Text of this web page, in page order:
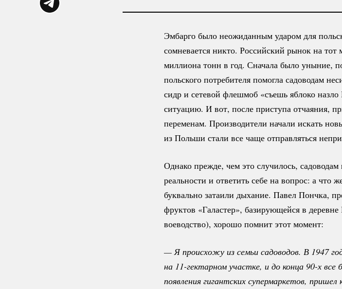
Эмбарго было неожиданным ударом для
сомневается никто. Российский рынок на тот
миллиона тонн в год. Сначала было уныние,
польского потребителя помогла садоводам
сидр и сетевой флешмоб «съешь яблоко
ситуацию. И вот, после приступа отчаяния,
переменам. Производители начали искать
из Польши стали все чаще отправляться
Однако прежде, чем это случилось,
реальности и ответить себе на вопрос: а что
буквально затаили дыхание. Павел Пончка,
фруктов «Галастер», базирующейся в
воеводство), хорошо помнит этот момент:
— Я происхожу из семьи садоводов. В 1947
на 11-гектарном участке, и до конца 90-х
появления гигантских супермаркетов,